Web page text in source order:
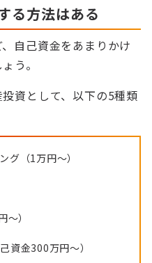
る方法はある
自己資金をあまりかけ
う。
資として、以下の5種類
グ（1万円～）
～）
資金300万円～）